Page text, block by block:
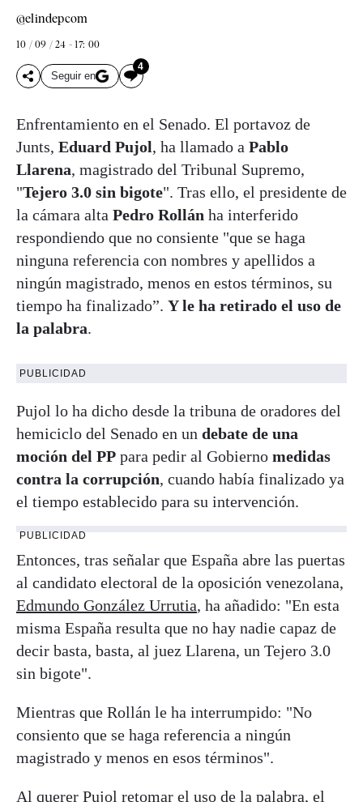
@elindepcom
10 / 09 / 24 - 17: 00
Seguir en
4
Enfrentamiento en el Senado. El portavoz de
Junts, Eduard Pujol, ha llamado a Pablo
Llarena, magistrado del Tribunal Supremo,
"Tejero 3.0 sin bigote". Tras ello, el presidente de
la cámara alta Pedro Rollán ha interferido
respondiendo que no consiente "que se haga
ninguna referencia con nombres y apellidos a
ningún magistrado, menos en estos términos, su
tiempo ha finalizado”. Y le ha retirado el uso de
la palabra.
PUBLICIDAD
Pujol lo ha dicho desde la tribuna de oradores del
hemiciclo del Senado en un debate de una
moción del PP para pedir al Gobierno medidas
contra la corrupción, cuando había finalizado ya
el tiempo establecido para su intervención.
PUBLICIDAD
Entonces, tras señalar que España abre las puertas
al candidato electoral de la oposición venezolana,
Edmundo González Urrutia, ha añadido: "En esta
misma España resulta que no hay nadie capaz de
decir basta, basta, al juez Llarena, un Tejero 3.0
sin bigote".
Mientras que Rollán le ha interrumpido: "No
consiento que se haga referencia a ningún
magistrado y menos en esos términos".
Al querer Pujol retomar el uso de la palabra, el